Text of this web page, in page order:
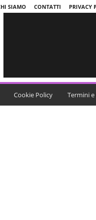
SIAMO CONTATTI PRIVACY
Cookie Policy Termini